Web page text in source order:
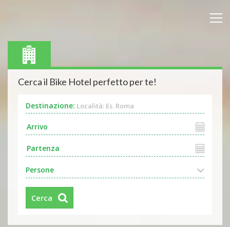
Cerca il Bike Hotel perfetto per te!
Destinazione: Località: Es. Roma
Persone
Cerca